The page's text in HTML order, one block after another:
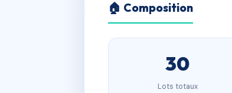
🏠 Composition
30
Lots totaux